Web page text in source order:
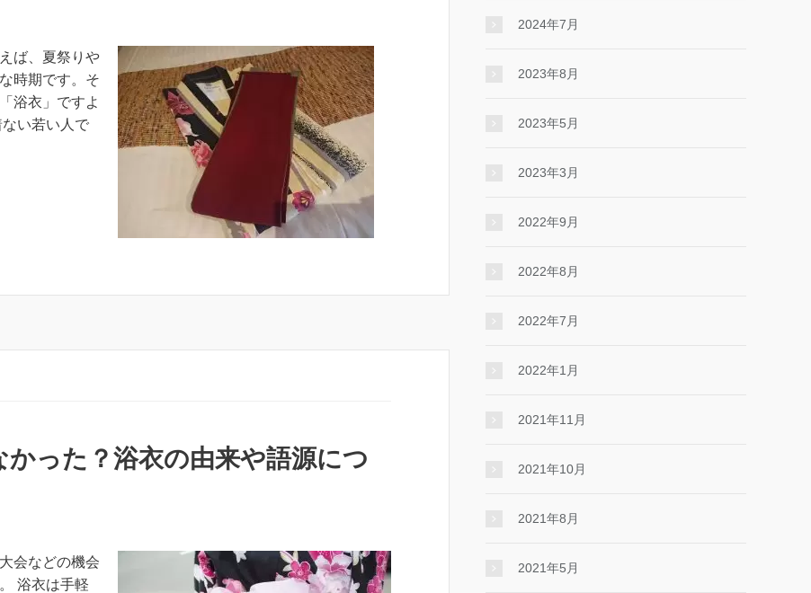
ば、夏祭りや
時期です。そ
浴衣」ですよ
い若い人で
った？浴衣の由来や語源につ
会などの機会
浴衣は手軽
2024年7月
2023年8月
2023年5月
2023年3月
2022年9月
2022年8月
2022年7月
2022年1月
2021年11月
2021年10月
2021年8月
2021年5月